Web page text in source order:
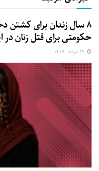
۸ سال زندان برای کشتن
حکومتی برای قتل زنان در